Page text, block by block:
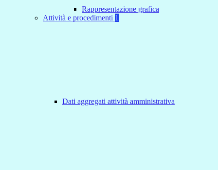
Rappresentazione grafica
Attività e procedimenti 1
Dati aggregati attività amministrativa